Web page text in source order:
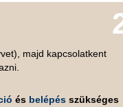
majd kapcsolatkent
és belépésszükséges